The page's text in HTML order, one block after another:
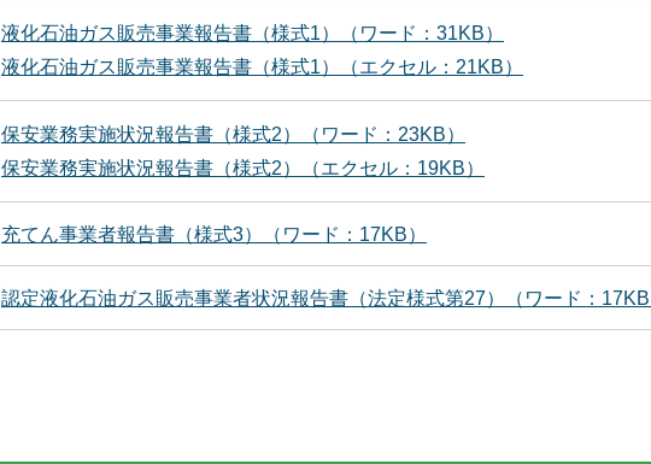
液化石油ガス販売事業報告書（様式1）（ワード：31KB）
液化石油ガス販売事業報告書（様式1）（エクセル：21KB）
保安業務実施状況報告書（様式2）
（ワード：23KB）
保安業務実施状況報告書（様式2）（エクセル：19KB）
充てん事業者報告書（様式3）（ワード：17KB）
認定液化石油ガス販売事業者状況報告書（法定様式第27）（ワード：